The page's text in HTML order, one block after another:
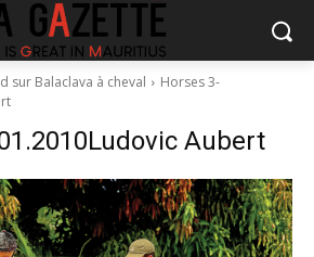
sur Balaclava à cheval
Horses 3-
Aubert